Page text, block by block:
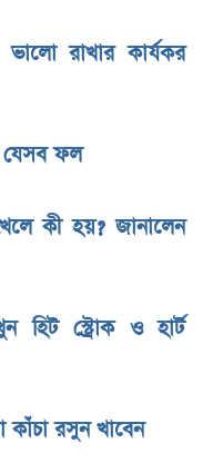
রাখার কার্যকর
যেসব ফল
কী হয়? জানালেন
হিট স্ট্রোক ও হার্ট
কাঁচা রসুন খাবেন